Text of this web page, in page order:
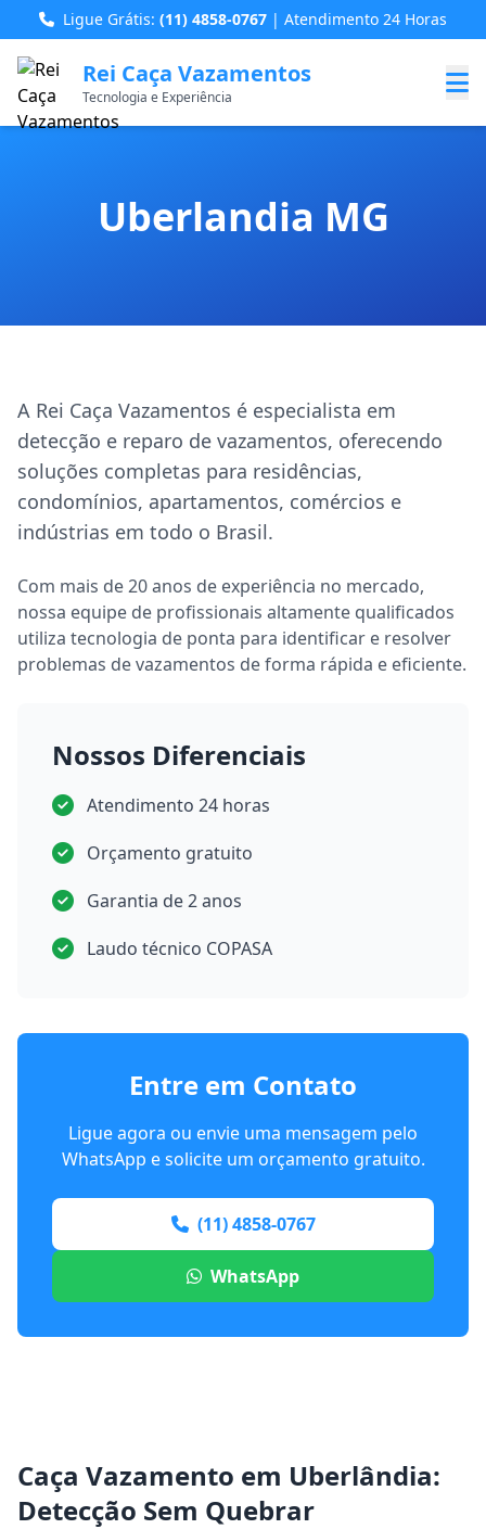
Ligue Grátis: (11) 4858-0767 | Atendimento 24 Horas
Rei Caça Vazamentos
Tecnologia e Experiência
Uberlandia MG
A Rei Caça Vazamentos é especialista em
detecção e reparo de vazamentos, oferecendo
soluções completas para residências,
condomínios, apartamentos, comércios e
indústrias em todo o Brasil.
Com mais de 20 anos de experiência no mercado,
nossa equipe de profissionais altamente qualificados
utiliza tecnologia de ponta para identificar e resolver
problemas de vazamentos de forma rápida e eficiente.
Nossos Diferenciais
Atendimento 24 horas
Orçamento gratuito
Garantia de 2 anos
Laudo técnico COPASA
Entre em Contato
Ligue agora ou envie uma mensagem pelo
WhatsApp e solicite um orçamento gratuito.
(11) 4858-0767
WhatsApp
Caça Vazamento em Uberlândia:
Detecção Sem Quebrar